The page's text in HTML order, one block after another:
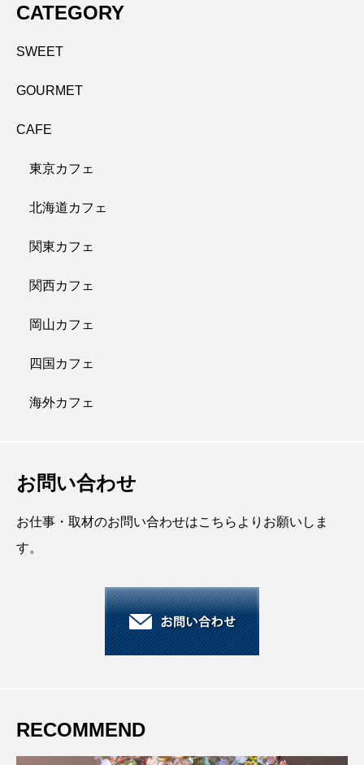
CATEGORY
SWEET
GOURMET
CAFE
東京カフェ
北海道カフェ
関東カフェ
関西カフェ
岡山カフェ
四国カフェ
海外カフェ
お問い合わせ
お仕事・取材のお問い合わせはこちらよりお願いしま
す。
RECOMMEND